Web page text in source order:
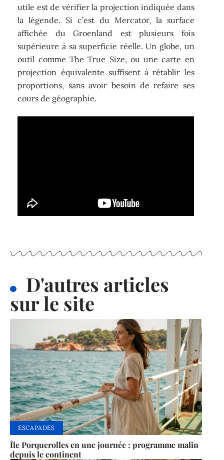
utile est de vérifier la projection indiquée dans
la légende. Si c’est du Mercator, la surface
affichée du Groenland est plusieurs fois
supérieure à sa superficie réelle. Un globe, un
outil comme The True Size, ou une carte en
projection équivalente suffisent à rétablir les
proportions, sans avoir besoin de refaire ses
cours de géographie.
D'autres articles
sur le site
ESCAPADES
Île Porquerolles en une journée : programme malin
depuis le continent